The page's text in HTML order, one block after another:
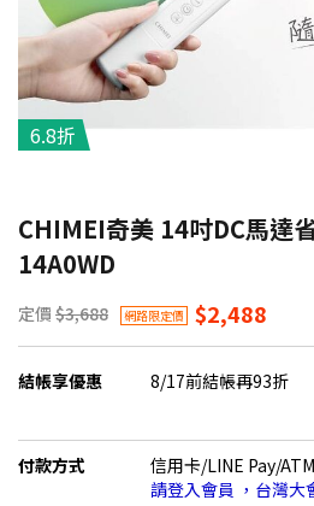
6.8折
CHIMEI奇美 14吋DC馬達
14A0WD
定價 $3,688 網路限定價 $2,488
結帳享優惠 8/17前結帳再93折
付款方式
信用卡/LINE Pay/ATM
請登入會員 ，台灣大